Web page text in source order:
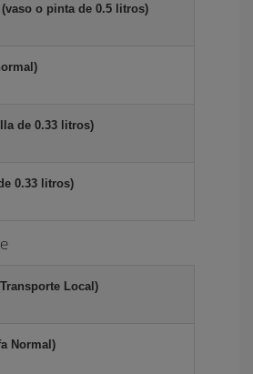
o pinta de 0.5 litros)
de 0.33 litros)
0.33 litros)
Local)
Normal)